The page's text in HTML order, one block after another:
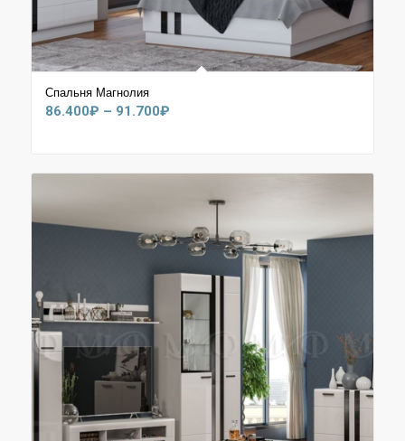
Спальня Магнолия
86.400₽ – 91.700₽Диапазон
–
91.700₽